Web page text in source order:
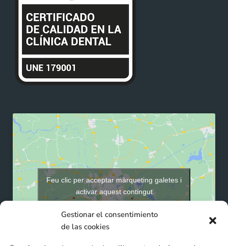
Gestionar el consentimiento
de las cookies
Feu clic per acceptar màrqueting galetes i
activar aquest contingut